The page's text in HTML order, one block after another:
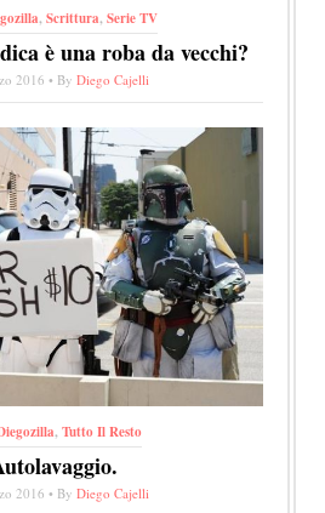
,Scrittura,Serie TV
è una roba da vecchi?
2016 • By Diego Cajelli
,Tutto Il Resto
2016 • By Diego Cajelli